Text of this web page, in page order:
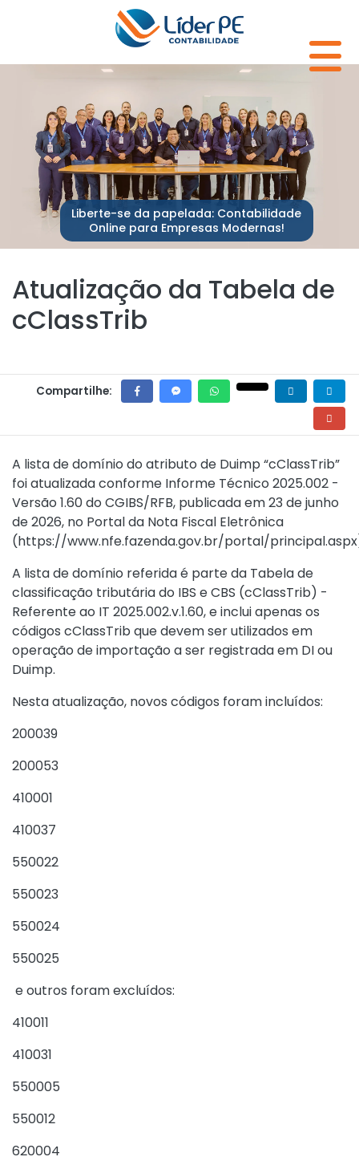
Liberte-se da papelada: Contabilidade
Online para Empresas Modernas!
Atualização da Tabela de
cClassTrib
Compartilhe:
A lista de domínio do atributo de Duimp “cClassTrib”
foi atualizada conforme Informe Técnico 2025.002 -
Versão 1.60 do CGIBS/RFB, publicada em 23 de junho
de 2026, no Portal da Nota Fiscal Eletrônica
(https://www.nfe.fazenda.gov.br/portal/
A lista de domínio referida é parte da Tabela de
classificação tributária do IBS e CBS (cClassTrib) -
Referente ao IT 2025.002.v.1.60, e inclui apenas os
códigos cClassTrib que devem ser utilizados em
operação de importação a ser registrada em DI ou
Duimp.
Nesta atualização, novos códigos foram incluídos:
200039
200053
410001
410037
550022
550023
550024
550025
e outros foram excluídos:
410011
410031
550005
550012
620004